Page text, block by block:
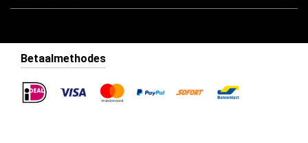
Betaalmethodes